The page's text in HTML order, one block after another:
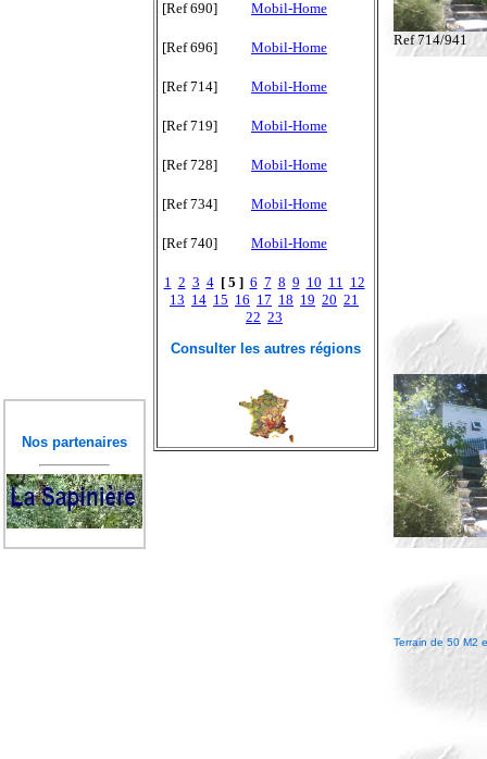
Nos partenaires
[Ref 690] Mobil-Home
[Ref 696] Mobil-Home
[Ref 714] Mobil-Home
[Ref 719] Mobil-Home
[Ref 728] Mobil-Home
[Ref 734] Mobil-Home
[Ref 740] Mobil-Home
1 2 3 4 [ 5 ] 6 7 8 9 10 11 12
13 14 15 16 17 18 19 20 21
22 23
Consulter les autres régions
Ref 714/941
Terrain de 50 M2